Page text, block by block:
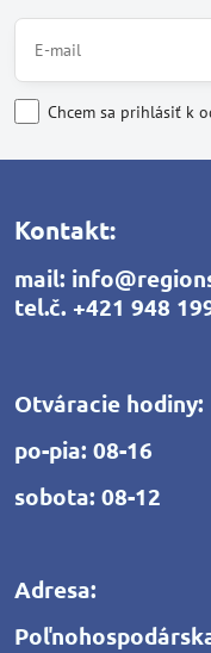
Chcem sa prihlásiť k
Kontakt:
mail:
tel.č. +421 948
Otváracie hodiny:
po-pia: 08-16
sobota: 08-12
Adresa: